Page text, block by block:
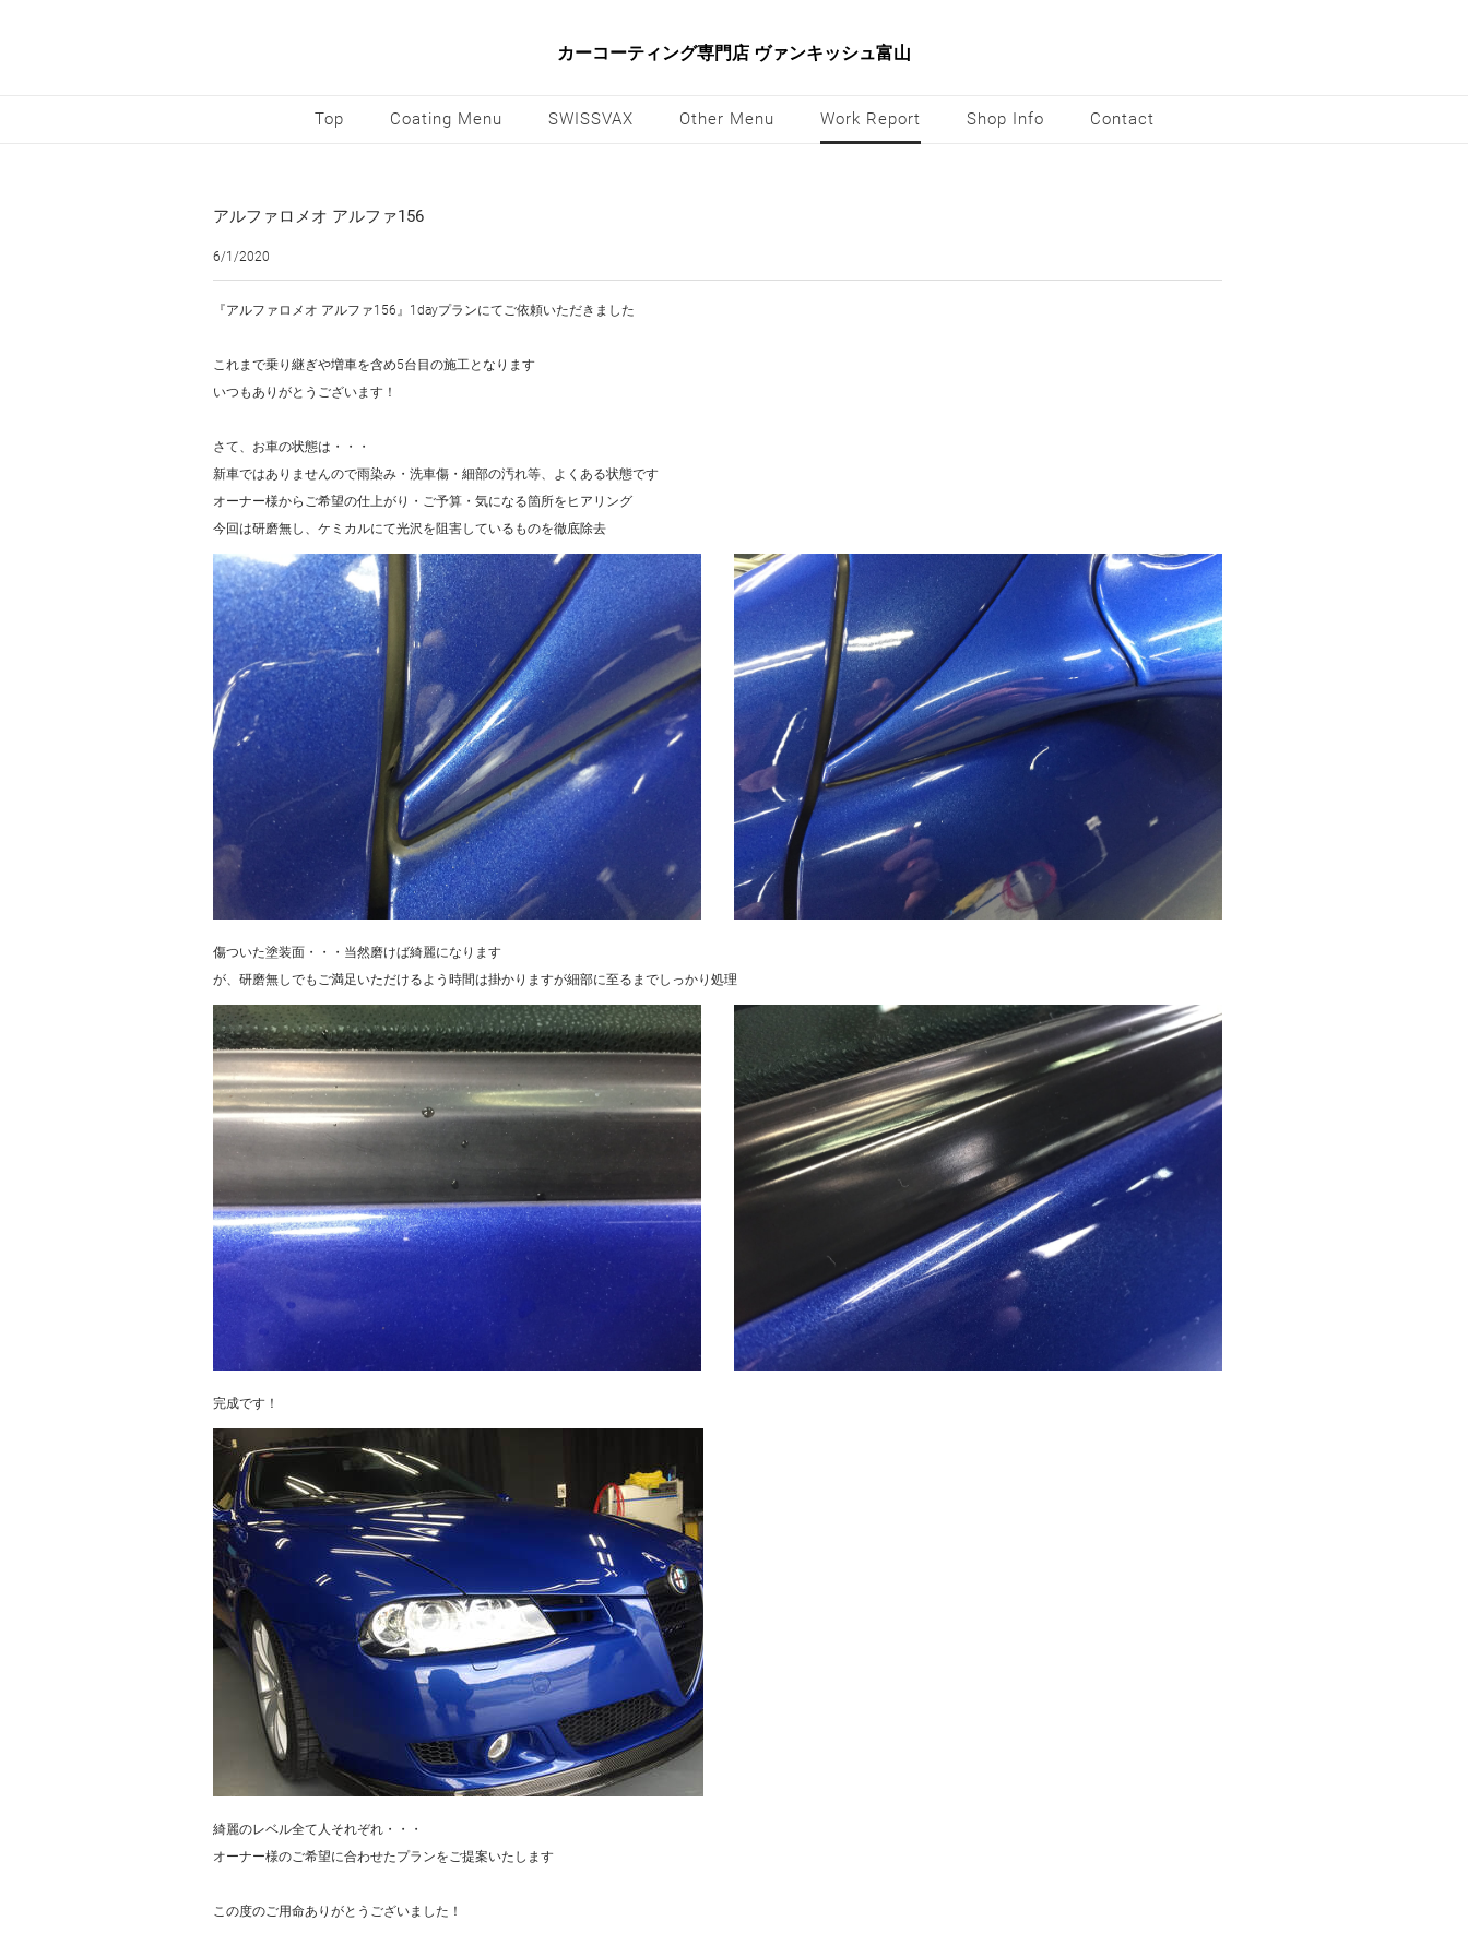
カーコーティング専門店 ヴァンキッシュ富山
Top Coating Menu SWISSVAX Other Menu Work Report Shop Info Contact
アルファロメオ アルファ156
6/1/2020
『アルファロメオ アルファ156』1dayプランにてご依頼いただきました
これまで乗り継ぎや増車を含め5台目の施工となります
いつもありがとうございます！
さて、お車の状態は・・・
新車ではありませんので雨染み・洗車傷・細部の汚れ等、よくある状態です
オーナー様からご希望の仕上がり・ご予算・気になる箇所をヒアリング
今回は研磨無し、ケミカルにて光沢を阻害しているものを徹底除去
傷ついた塗装面・・・当然磨けば綺麗になります
が、研磨無しでもご満足いただけるよう時間は掛かりますが細部に至るまでしっかり処理
完成です！
綺麗のレベル全て人それぞれ・・・
オーナー様のご希望に合わせたプランをご提案いたします
この度のご用命ありがとうございました！